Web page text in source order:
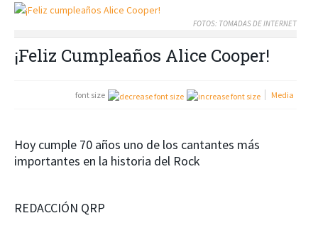
FOTOS: TOMADAS DE INTERNET
¡Feliz Cumpleaños Alice Cooper!
font size Media
Hoy cumple 70 años uno de los cantantes más
importantes en la historia del Rock
REDACCIÓN QRP